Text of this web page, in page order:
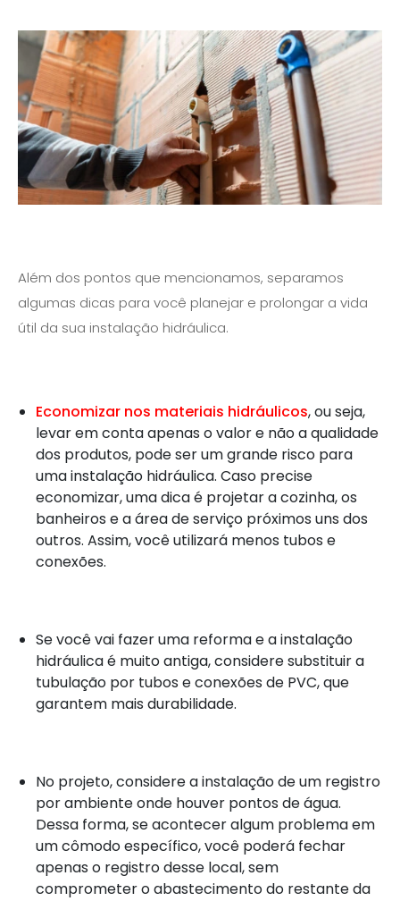
Além dos pontos que mencionamos, separamos
algumas dicas para você planejar e prolongar a vida
útil da sua instalação hidráulica.
Economizar nos materiais hidráulicos, ou seja,
levar em conta apenas o valor e não a qualidade
dos produtos, pode ser um grande risco para
uma instalação hidráulica. Caso precise
economizar, uma dica é projetar a cozinha, os
banheiros e a área de serviço próximos uns dos
outros. Assim, você utilizará menos tubos e
conexões.
Se você vai fazer uma reforma e a instalação
hidráulica é muito antiga, considere substituir a
tubulação por tubos e conexões de PVC, que
garantem mais durabilidade.
No projeto, considere a instalação de um registro
por ambiente onde houver pontos de água.
Dessa forma, se acontecer algum problema em
um cômodo específico, você poderá fechar
apenas o registro desse local, sem
comprometer o abastecimento do restante da